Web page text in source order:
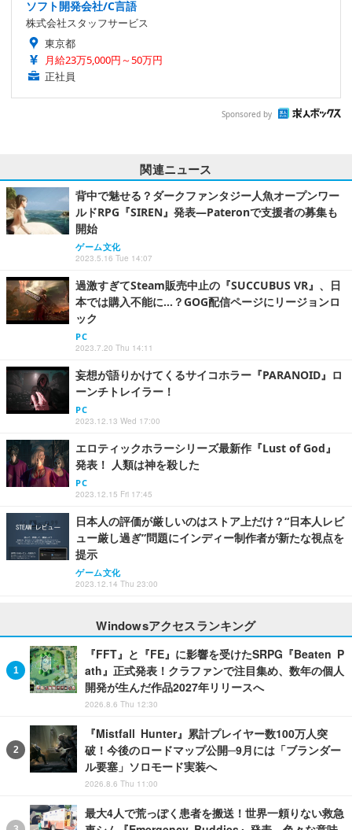
ソフト開発会社/C言語
株式会社スタッフサービス
東京都
月給23万5,000円～50万円
正社員
Sponsored by
関連ニュース
背中で魅せる？ダークファンタジー人魚オープンワー
ルドRPG『SIREN』発表―Pateronで支援者の募集も
開始
ゲーム文化
2023.5.16 Tue 14:07
過激すぎてSteam販売中止の『SUCCUBUS VR』、日
本では購入不能に…？GOG配信ページにリージョンロ
ック
PC
2023.7.20 Thu 14:11
妄想が語りかけてくるサイコホラー『PARANOID』ロ
ーンチトレイラー！
PC
2023.12.13 Wed 17:00
エロティックホラーシリーズ最新作『Lust of God』
発表！ 人類は神を殺した
PC
2023.12.15 Fri 17:45
日本人の評価が厳しいのはストア上だけ？“日本人レビ
ュー厳し過ぎ”問題にインディー制作者が新たな視点を
提示
ゲーム文化
2023.12.14 Thu 23:00
Windowsアクセスランキング
『FFT』と『FE』に影響を受けたSRPG『Beaten P
ath』正式発表！クラファンで注目集め、数年の個人
開発が生んだ作品2027年リリースへ
2026.8.6 Thu 12:30
『Mistfall Hunter』累計プレイヤー数100万人突
破！今後のロードマップ公開─9月には「ブランダー
ル要塞」ソロモード実装へ
2026.8.6 Thu 11:00
最大4人で荒っぽく患者を搬送！世界一頼りない救急